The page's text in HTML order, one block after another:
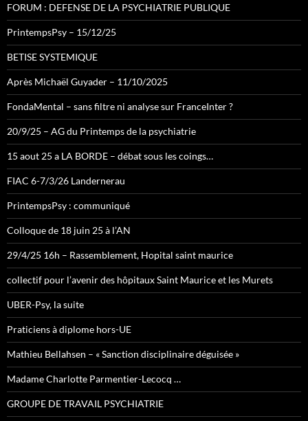
FORUM : DEFENSE DE LA PSYCHIATRIE PUBLIQUE
PrintempsPsy – 15/12/25
BETISE SYSTEMIQUE
Après Michaël Guyader – 11/10/2025
FondaMental – sans filtre ni analyse sur FranceInter ?
20/9/25 – AG du Printemps de la psychiatrie
15 aout 25 a LA BORDE – débat sous les coings…
FIAC 6-7/3/26 Landernerau
PrintempsPsy : communiqué
Colloque de 18 juin 25 à l’AN
29/4/25 16h – Rassemblement, Hopital saint maurice
collectif pour l’avenir des hôpitaux Saint Maurice et les Murets
UBER-Psy, la suite
Praticiens à diplome hors-UE
Mathieu Bellahsen – « Sanction disciplinaire déguisée »
Madame Charlotte Parmentier-Lecocq …
GROUPE DE TRAVAIL PSYCHIATRIE